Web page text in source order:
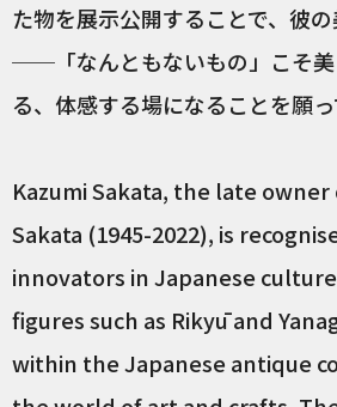
た物を展示公開することで、彼
──「なんともないもの」こそ
る、体感する場になることを願っ
Kazumi Sakata, the late
Sakata (1945-2022), is
innovators in Japanese
figures such as Rikyū and
within the Japanese antique